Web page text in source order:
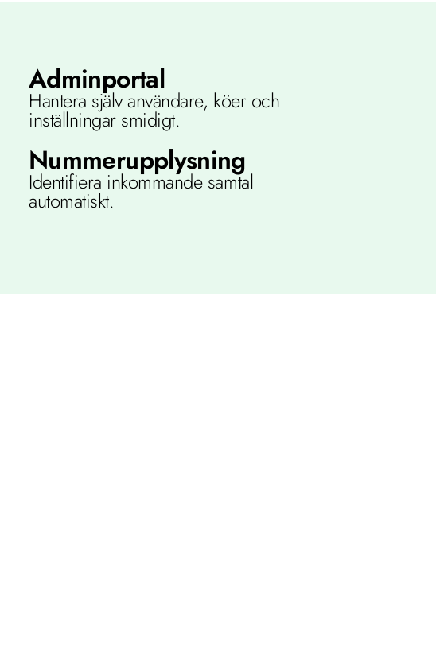
Adminportal
Hantera själv användare, köer och
inställningar smidigt.
Nummerupplysning
Identifiera inkommande samtal
automatiskt.